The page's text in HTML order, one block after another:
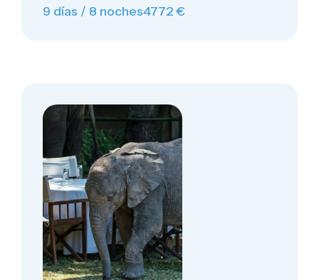
9 días / 8 noches4772 €